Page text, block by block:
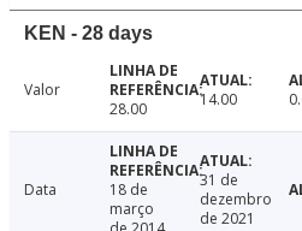
KEN - 28 days
Valor
28.00
14.00
Data
18 de
março
31 de
dezembro
de 2021